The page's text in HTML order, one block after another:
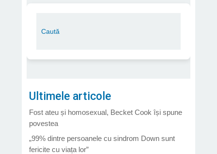
Ultimele articole
Fost ateu și homosexual, Becket Cook își spune
povestea
„99% dintre persoanele cu sindrom Down sunt
fericite cu viața lor”